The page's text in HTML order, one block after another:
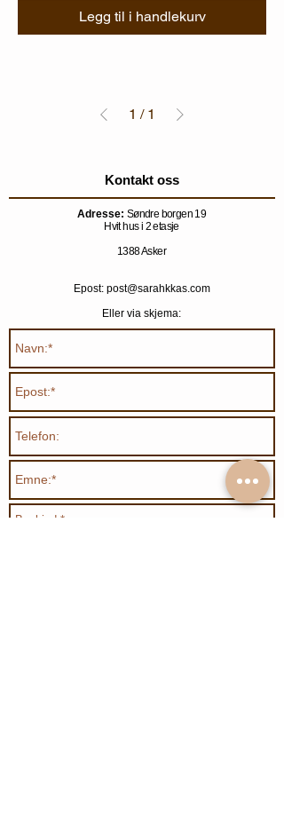
Legg til i handlekurv
1 / 1
Kontakt oss
Adresse: Søndre borgen 19
Hvit hus i 2 etasje
1388 Asker
Epost: post@sarahkkas.com
Eller via skjema: